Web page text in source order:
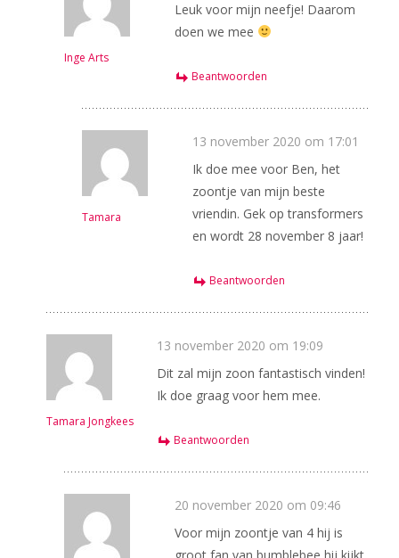
Inge Arts
Leuk voor mijn neefje! Daarom
doen we mee
Beantwoorden
Tamara
13 november 2020 om 17:01
Ik doe mee voor Ben, het
zoontje van mijn beste
vriendin. Gek op transformers
en wordt 28 november 8 jaar!
Beantwoorden
Tamara Jongkees
13 november 2020 om 19:09
Dit zal mijn zoon fantastisch vinden!
Ik doe graag voor hem mee.
Beantwoorden
20 november 2020 om 09:46
Voor mijn zoontje van 4 hij is